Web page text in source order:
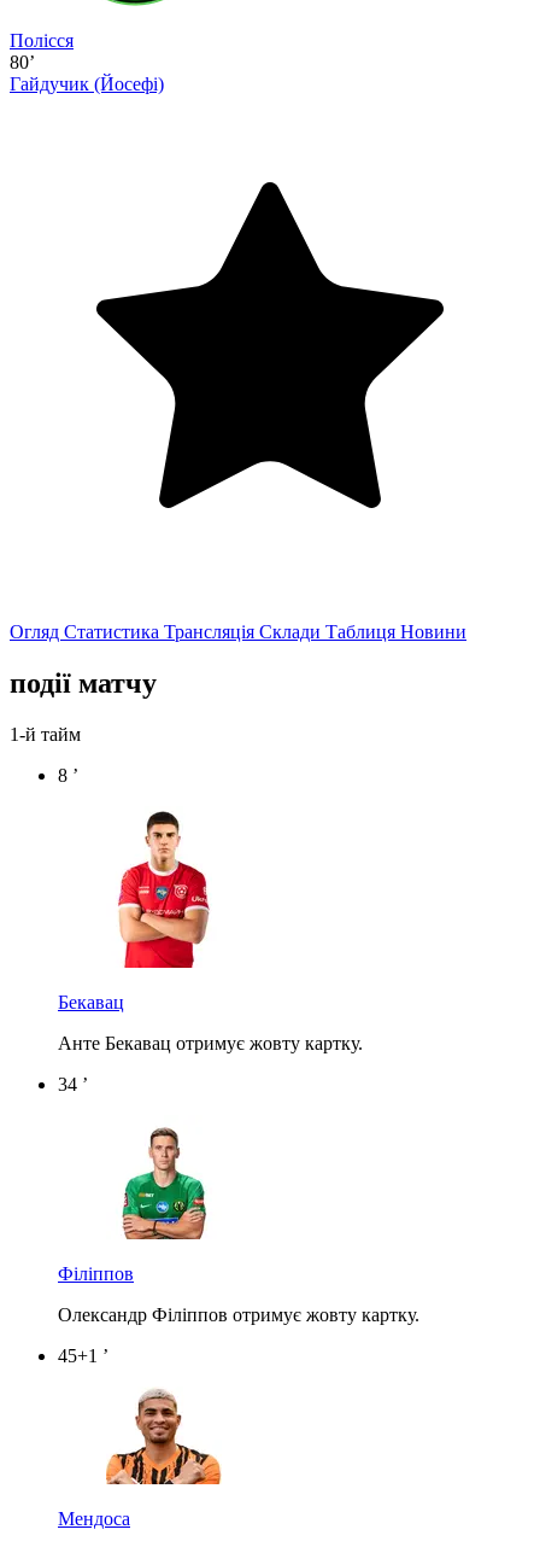
Полісся
80’
Гайдучик (Йосефі)
Огляд Статистика Трансляція Склади Таблиця Новини
події матчу
1-й тайм
8 ’
Бекавац
Анте Бекавац отримує жовту картку.
34 ’
Філіппов
Олександр Філіппов отримує жовту картку.
45+1 ’
Мендоса